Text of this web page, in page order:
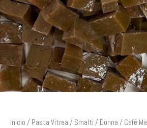
Inicio / Pasta Vitrea / Smalti / Donna / Café